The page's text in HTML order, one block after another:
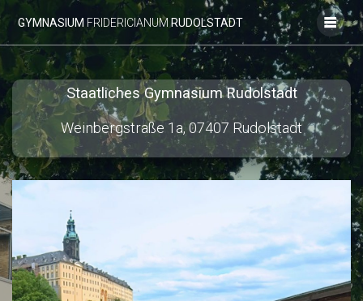
Zum
Inhalt
springen
GYMNASIUM FRIDERICIANUMRUDOLSTADT
Staatliches Gymnasium Rudolstadt
Weinbergstraße 1a, 07407 Rudolstadt